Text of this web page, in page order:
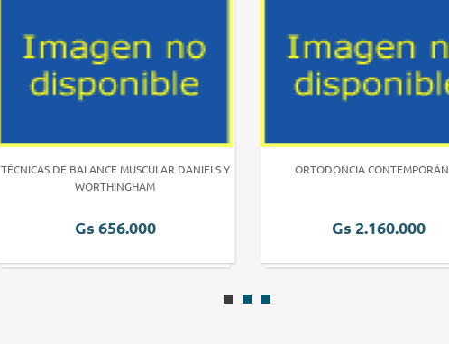
TÉCNICAS DE BALANCE MUSCULAR DANIELS Y
WORTHINGHAM
Gs 656.000
ORTODONCIA
Gs 2.160.000